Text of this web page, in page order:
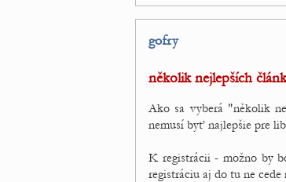
gofry
několik nejlepších
Ako sa vyberá "několik
nemusí byť najlepšie pre
K registrácii - možno by
registráciu aj do tu ne